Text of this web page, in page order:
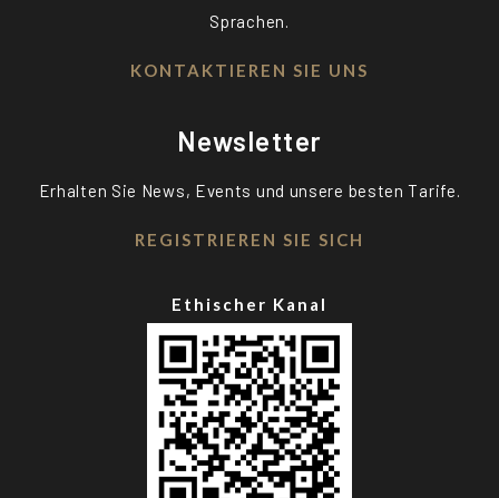
Sprachen.
KONTAKTIEREN SIE UNS
Newsletter
Erhalten Sie News, Events und unsere besten Tarife.
REGISTRIEREN SIE SICH
Ethischer Kanal